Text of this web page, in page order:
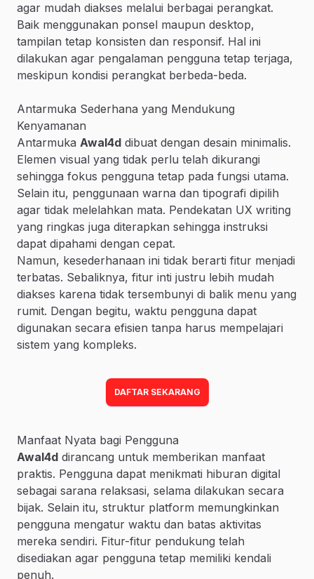
agar mudah diakses melalui berbagai perangkat.
Baik menggunakan ponsel maupun desktop,
tampilan tetap konsisten dan responsif. Hal ini
dilakukan agar pengalaman pengguna tetap terjaga,
meskipun kondisi perangkat berbeda-beda.
Antarmuka Sederhana yang Mendukung
Kenyamanan
Antarmuka Awal4d dibuat dengan desain minimalis.
Elemen visual yang tidak perlu telah dikurangi
sehingga fokus pengguna tetap pada fungsi utama.
Selain itu, penggunaan warna dan tipografi dipilih
agar tidak melelahkan mata. Pendekatan UX writing
yang ringkas juga diterapkan sehingga instruksi
dapat dipahami dengan cepat.
Namun, kesederhanaan ini tidak berarti fitur menjadi
terbatas. Sebaliknya, fitur inti justru lebih mudah
diakses karena tidak tersembunyi di balik menu yang
rumit. Dengan begitu, waktu pengguna dapat
digunakan secara efisien tanpa harus mempelajari
sistem yang kompleks.
DAFTAR SEKARANG
Manfaat Nyata bagi Pengguna
Awal4d dirancang untuk memberikan manfaat
praktis. Pengguna dapat menikmati hiburan digital
sebagai sarana relaksasi, selama dilakukan secara
bijak. Selain itu, struktur platform memungkinkan
pengguna mengatur waktu dan batas aktivitas
mereka sendiri. Fitur-fitur pendukung telah
disediakan agar pengguna tetap memiliki kendali
penuh.